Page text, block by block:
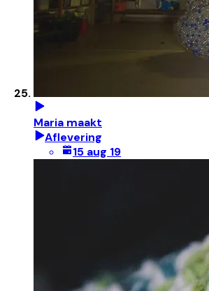
Maria maakt
Aflevering
15 aug 19